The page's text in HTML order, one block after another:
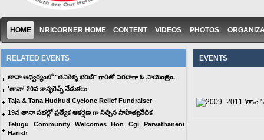
HOME NRICORNER HOME CONTENT VIDEOS PHOTOS
RELATED EVENTS
తానా ఆధ్వర్యంలో "తనికెళ్ళ భరణి" గారితో సరదాగా ఓ సాయంత్రం.
'తానా' 20వ కాన్ఫరెన్స్ వేడుకలు
Taja & Tana Hudhud Cyclone Relief Fundraiser
19వ తానా సభల్లో ప్రత్యేక ఆకర్షణ గా నిల్చిన సాహిత్యవేదిక
Telugu Community Welcomes Hon Cgi Parvathaneni
Harish
EVENTS